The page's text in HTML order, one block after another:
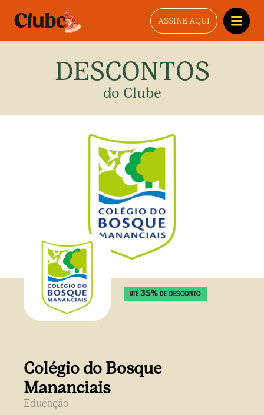
ASSINE AQUI
DESCONTOS
do Clube
ATÉ 35% DE DESCONTO
Colégio do Bosque
Mananciais
Educação